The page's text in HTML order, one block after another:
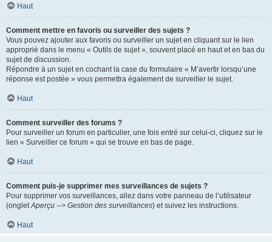
Haut
Comment mettre en favoris ou surveiller des sujets ?
Vous pouvez ajouter aux favoris ou surveiller un sujet en cliquant sur le lien
approprié dans le menu « Outils de sujet », souvent placé en haut et en bas du
sujet de discussion.
Répondre à un sujet en cochant la case du formulaire « M’avertir lorsqu’une
réponse est postée » vous permettra également de surveiller le sujet.
Haut
Comment surveiller des forums ?
Pour surveiller un forum en particulier, une fois entré sur celui-ci, cliquez sur le
lien « Surveiller ce forum » qui se trouve en bas de page.
Haut
Comment puis-je supprimer mes surveillances de sujets ?
Pour supprimer vos surveillances, allez dans votre panneau de l’utilisateur
(ongletAperçu --> Gestion des surveillances) et suivez les instructions.
Haut